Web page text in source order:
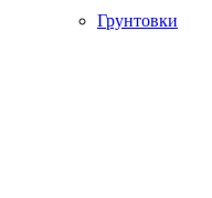
Грунтовки